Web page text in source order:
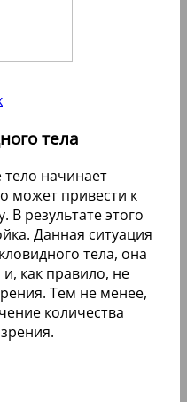
тела
тело начинает
может привести к
В результате этого
Данная ситуация
тела, она
как правило, не
Тем не менее,
количества